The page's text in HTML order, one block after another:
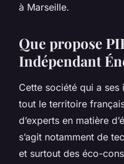
à Marseille.
Que propose
Indépendant
Cette société qui a
tout le territoire
d’experts en matière
s’agit notamment de
et surtout des éco-